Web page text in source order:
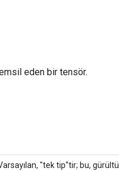
eden bir tensör.
"tek tip"tir; bu, gürültü